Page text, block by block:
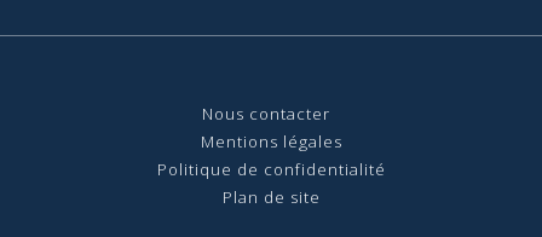
Nous contacter
Mentions légales
Politique de confidentialité
Plan de site